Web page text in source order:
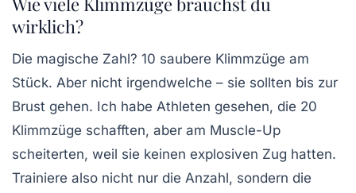
wirklich?
Die magische Zahl? 10 saubere Klimmzüge am
Stück. Aber nicht irgendwelche – sie sollten bis zur
Brust gehen. Ich habe Athleten gesehen, die 20
Klimmzüge schafften, aber am Muscle-Up
scheiterten, weil sie keinen explosiven Zug hatten.
Trainiere also nicht nur die Anzahl, sondern die